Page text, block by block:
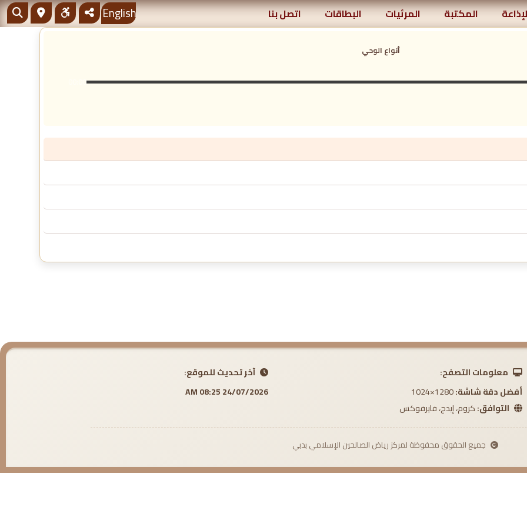
المكتبة المرئيات البطاقات اتصل بنا English
أنواع الوحي
00:00
معلومات التصفح:
أفضل دقة شاشة:1280×1024
التوافق:كروم، إيدج، فايرفوكس
آخر تحديث للموقع:
24/07/2026 08:25 AM
جميع الحقوق محفوظة لمركز رياض الصالحين الإسلامي بدبي